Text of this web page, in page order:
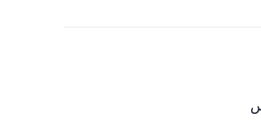
العلاج مجانًا كمشارك في